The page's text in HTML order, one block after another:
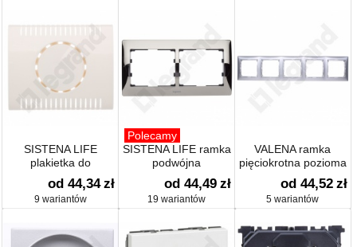
SISTENA LIFE
plakietka do
ściemniacza
od 44,34 zł
9 wariantów
Polecamy
SISTENA LIFE ramka
podwójna
od 44,49 zł
19 wariantów
VALENA ramka
pięciokrotna pozioma
od 44,52 zł
5 wariantów